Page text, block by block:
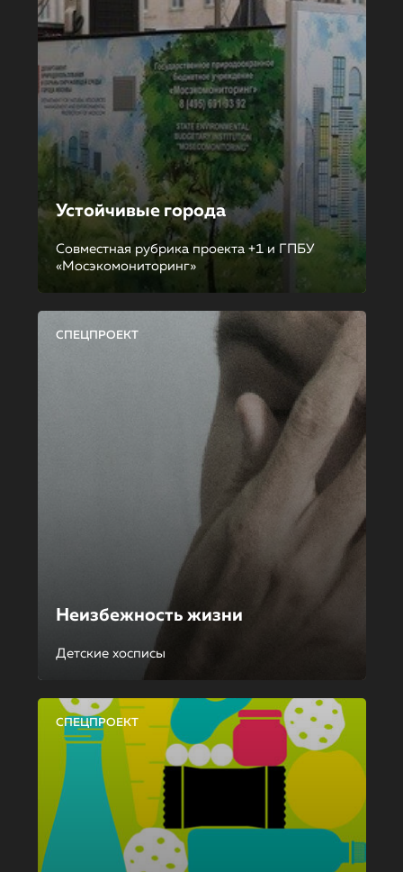
Устойчивые города
Совместная рубрика проекта +1 и ГПБУ
«Мосэкомониторинг»
СПЕЦПРОЕКТ
Неизбежность жизни
Детские хосписы
СПЕЦПРОЕКТ